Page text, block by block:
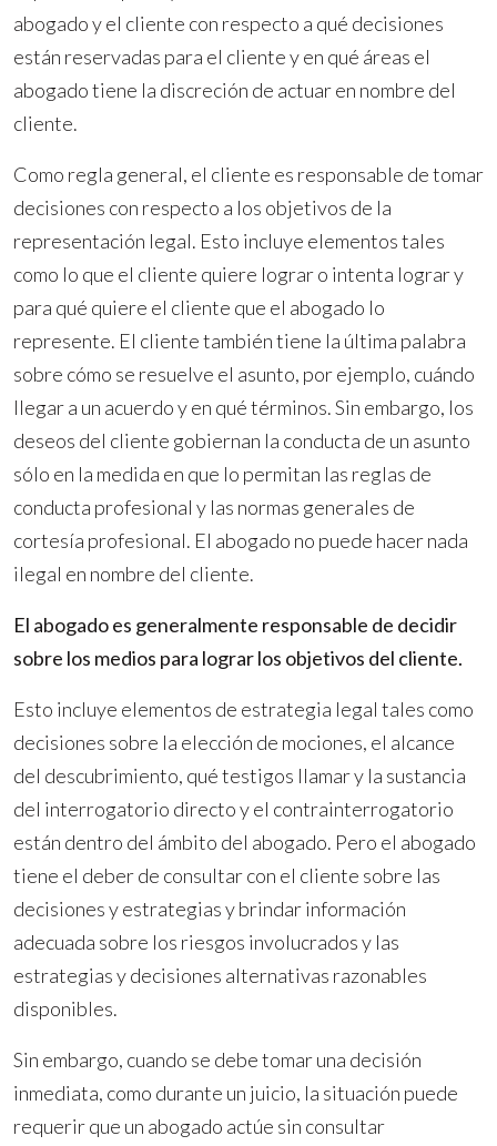
abogado y el cliente con respecto a qué decisiones
están reservadas para el cliente y en qué áreas el
abogado tiene la discreción de actuar en nombre del
cliente.
Como regla general, el cliente es responsable de tomar
decisiones con respecto a los objetivos de la
representación legal. Esto incluye elementos tales
como lo que el cliente quiere lograr o intenta lograr y
para qué quiere el cliente que el abogado lo
represente. El cliente también tiene la última palabra
sobre cómo se resuelve el asunto, por ejemplo, cuándo
llegar a un acuerdo y en qué términos. Sin embargo, los
deseos del cliente gobiernan la conducta de un asunto
sólo en la medida en que lo permitan las reglas de
conducta profesional y las normas generales de
cortesía profesional. El abogado no puede hacer nada
ilegal en nombre del cliente.
El abogado es generalmente responsable de decidir
sobre los medios para lograr los objetivos del cliente.
Esto incluye elementos de estrategia legal tales como
decisiones sobre la elección de mociones, el alcance
del descubrimiento, qué testigos llamar y la sustancia
del interrogatorio directo y el contrainterrogatorio
están dentro del ámbito del abogado. Pero el abogado
tiene el deber de consultar con el cliente sobre las
decisiones y estrategias y brindar información
adecuada sobre los riesgos involucrados y las
estrategias y decisiones alternativas razonables
disponibles.
Sin embargo, cuando se debe tomar una decisión
inmediata, como durante un juicio, la situación puede
requerir que un abogado actúe sin consultar